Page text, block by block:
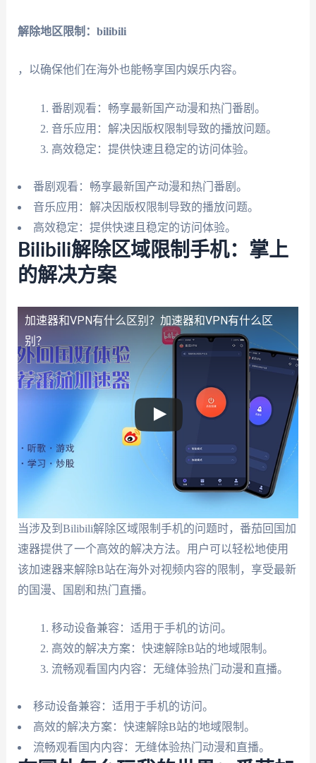
解除地区限制：bilibili
，以确保他们在海外也能畅享国内娱乐内容。
番剧观看：畅享最新国产动漫和热门番剧。
音乐应用：解决因版权限制导致的播放问题。
高效稳定：提供快速且稳定的访问体验。
番剧观看：畅享最新国产动漫和热门番剧。
音乐应用：解决因版权限制导致的播放问题。
高效稳定：提供快速且稳定的访问体验。
Bilibili解除区域限制手机：掌上
的解决方案
加速器和VPN有什么区别？ 加速器和VPN有什么区
别？
当涉及到Bilibili解除区域限制手机的问题时，番茄回国加
速器提供了一个高效的解决方法。用户可以轻松地使用
该加速器来解除B站在海外对视频内容的限制，享受最新
的国漫、国剧和热门直播。
移动设备兼容：适用于手机的访问。
高效的解决方案：快速解除B站的地域限制。
流畅观看国内内容：无缝体验热门动漫和直播。
移动设备兼容：适用于手机的访问。
高效的解决方案：快速解除B站的地域限制。
流畅观看国内内容：无缝体验热门动漫和直播。